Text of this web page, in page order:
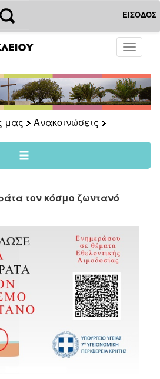
ΕΙΣΟΔΟΣ
Toggle
μας
Ανακοινώσεις
τον κόσμο ζωντανό